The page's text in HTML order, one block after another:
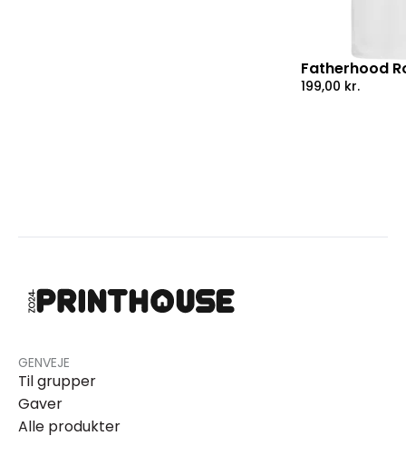
Fatherhood
199,00 kr.
GENVEJE
Til grupper
Gaver
Alle produkter